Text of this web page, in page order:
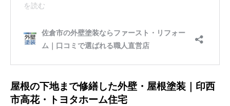
屋根の下地まで修繕した外壁・屋根塗装｜印西
市高花・トヨタホーム住宅